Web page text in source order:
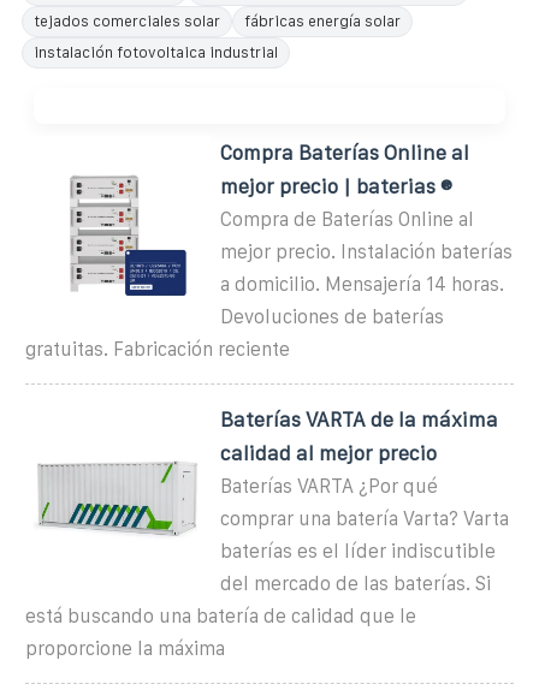
tejados comerciales solar
fábricas energía solar
instalación fotovoltaica industrial
Compra Baterías Online al
mejor precio | baterias ®
Compra de Baterías Online al
mejor precio. Instalación baterías
a domicilio. Mensajería 14 horas.
Devoluciones de baterías
gratuitas. Fabricación reciente
Baterías VARTA de la máxima
calidad al mejor precio
Baterías VARTA ¿Por qué
comprar una batería Varta? Varta
baterías es el líder indiscutible
del mercado de las baterías. Si
está buscando una batería de calidad que le
proporcione la máxima